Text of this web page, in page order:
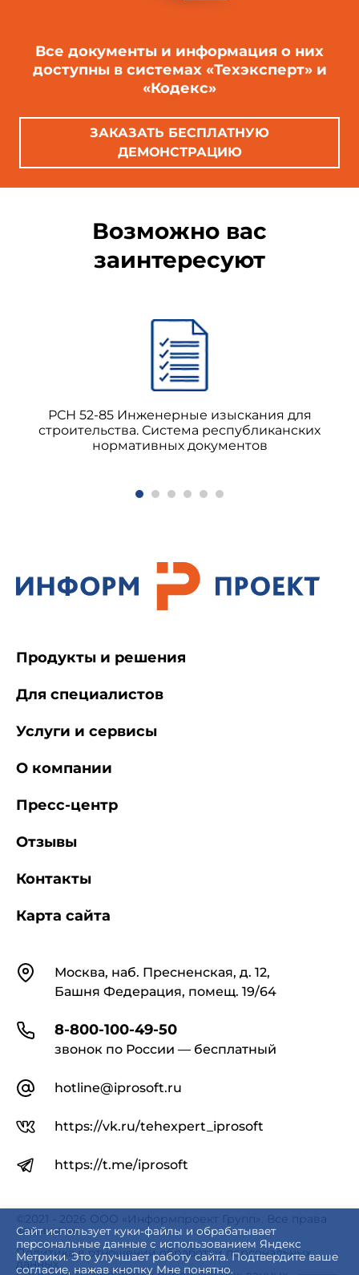
Все документы и информация о них
доступны в системах «Техэксперт» и
«Кодекс»
ЗАКАЗАТЬ БЕСПЛАТНУЮ
ДЕМОНСТРАЦИЮ
Возможно вас
заинтересуют
РСН 52-85 Инженерные изыскания для
строительства. Система республиканских
нормативных документов
Сайт использует куки-файлы и обрабатывает
персональные данные с использованием Яндекс
Метрики. Это улучшает работу сайта. Подтвердите ваше
согласие, нажав кнопку Мне понятно.
КонтактыМосква, наб. Пресненская, д. 12,
Башня Федерация, помещ. 19/64
8-800-100-49-50
звонок по России — бесплатный
hotline@iprosoft.ru
https://vk.ru/tehexpert_iprosoft
https://t.me/iprosoft
Продукты и решения
Для специалистов
Услуги и сервисы
О компании
Пресс-центр
Отзывы
Контакты
Карта сайта
©2021 - 2026 ООО «Информпроект Групп». Все права
защищены.
Политика в отношении обработки персональных
данных